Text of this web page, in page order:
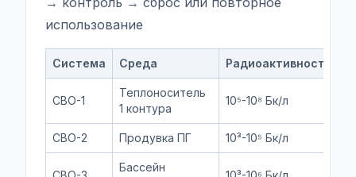
использование
Система Среда Радиоактивность
СВО-1
Теплоноситель
1 контура
10⁵-10⁸ Бк/л
СВО-2 Продувка ПГ 10³-10⁵ Бк/л
Бассейн